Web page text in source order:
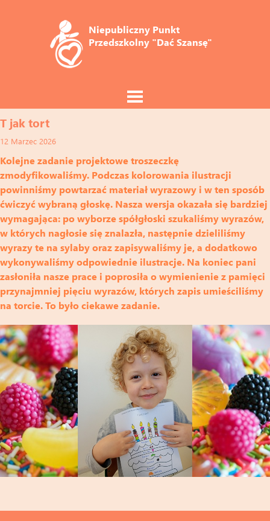
Niepubliczny Punkt
Przedszkolny "Dać Szansę"
T jak tort
12 Marzec 2026
Kolejne zadanie projektowe troszeczkę
zmodyfikowaliśmy. Podczas kolorowania ilustracji
powinniśmy powtarzać materiał wyrazowy i w ten sposób
ćwiczyć wybraną głoskę. Nasza wersja okazała się bardziej
wymagająca: po wyborze spółgłoski szukaliśmy wyrazów,
w których nagłosie się znalazła, następnie dzieliliśmy
wyrazy te na sylaby oraz zapisywaliśmy je, a dodatkowo
wykonywaliśmy odpowiednie ilustracje. Na koniec pani
zasłoniła nasze prace i poprosiła o wymienienie z pamięci
przynajmniej pięciu wyrazów, których zapis umieściliśmy
na torcie. To było ciekawe zadanie.